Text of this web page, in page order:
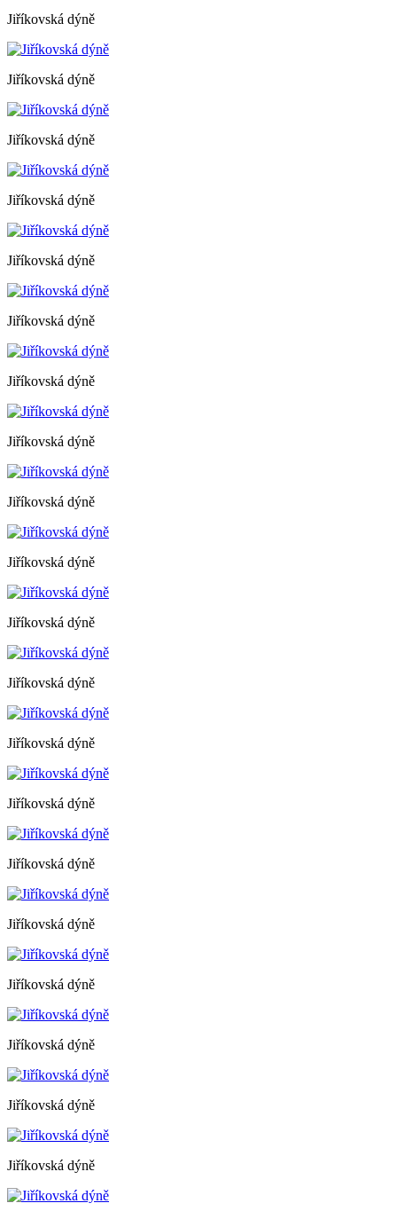
Jiříkovská dýně
Jiříkovská dýně
Jiříkovská dýně
Jiříkovská dýně
Jiříkovská dýně
Jiříkovská dýně
Jiříkovská dýně
Jiříkovská dýně
Jiříkovská dýně
Jiříkovská dýně
Jiříkovská dýně
Jiříkovská dýně
Jiříkovská dýně
Jiříkovská dýně
Jiříkovská dýně
Jiříkovská dýně
Jiříkovská dýně
Jiříkovská dýně
Jiříkovská dýně
Jiříkovská dýně